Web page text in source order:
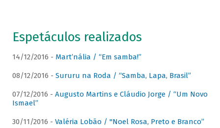
Espetáculos realizados
14/12/2016 - Mart’nália / “Em samba!”
08/12/2016 - Sururu na Roda / “Samba, Lapa, Brasil”
07/12/2016 - Augusto Martins e Cláudio Jorge / “Um Novo
Ismael”
30/11/2016 - Valéria Lobão / "Noel Rosa, Preto e Branco”